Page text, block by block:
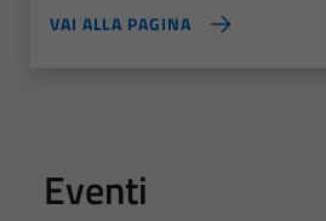
VAI ALLA PAGINA
Eventi